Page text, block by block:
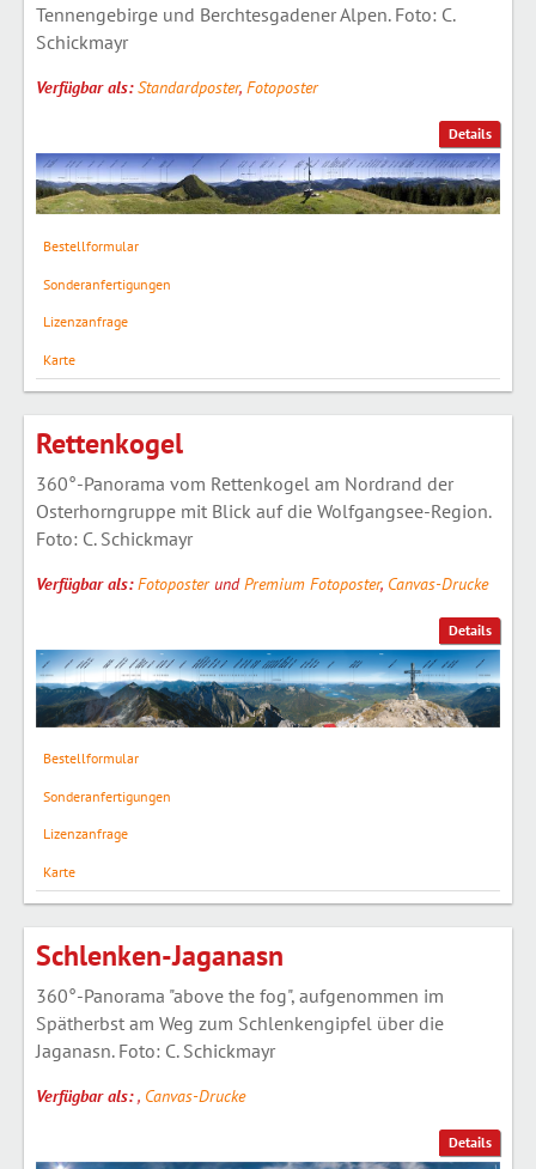
Details
Tennengebirge und Berchtesgadener Alpen. Foto: C.
Schickmayr
Verfügbar als:Standardposter, Fotoposter
Bestellformular
Sonderanfertigungen
Lizenzanfrage
Karte
Details
Rettenkogel
360°-Panorama vom Rettenkogel am Nordrand der
Osterhorngruppe mit Blick auf die Wolfgangsee-Region.
Foto: C. Schickmayr
Verfügbar als:FotoposterundPremium Fotoposter, Canvas-Drucke
Bestellformular
Sonderanfertigungen
Lizenzanfrage
Karte
Details
Schlenken-Jaganasn
360°-Panorama "above the fog", aufgenommen im
Spätherbst am Weg zum Schlenkengipfel über die
Jaganasn. Foto: C. Schickmayr
Verfügbar als:, Canvas-Drucke